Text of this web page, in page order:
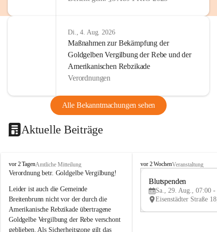
Di., 4. Aug. 2026
Maßnahmen zur Bekämpfung der
Goldgelben Vergilbung der Rebe und der
Amerikanischen Rebzikade
Verordnungen
Alle Bekanntmachungen sehen
Aktuelle Beiträge
B
r
i
t
e
n
b
vor 2 TagenAmtliche Mitteilung
Verordnung betr. Goldgelbe Vergilbung!
Leider ist auch die Gemeinde
Breitenbrunn nicht vor der durch die
Amerikanische Rebzikade übertragene
Goldgelbe Vergilbung der Rebe verschont
geblieben. Als Sicherheitszone gilt das
B
e
vor 2 WochenVeranstaltung
Blutspenden
Sa., 29. Aug., 07:00 -